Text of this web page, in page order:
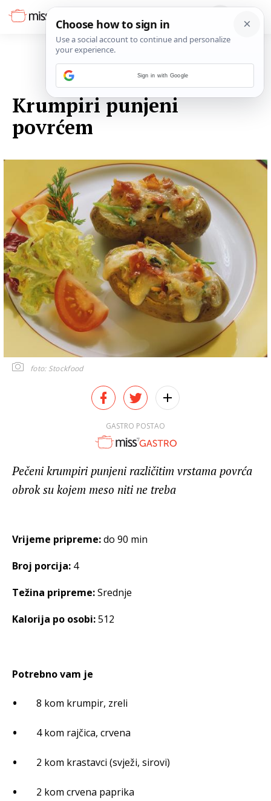
Krumpiri punjeni
povrćem
foto: Stockfood
GASTRO POSTAO
Pečeni krumpiri punjeni različitim vrstama povrća
obrok su kojem meso niti ne treba
Vrijeme pripreme:do 90 min
Broj porcija: 4
Težina pripreme:Srednje
Kalorija po osobi:512
Potrebno vam je
8 kom krumpir, zreli
4 kom rajčica, crvena
2 kom krastavci (svježi, sirovi)
2 kom crvena paprika
Sign in with Google